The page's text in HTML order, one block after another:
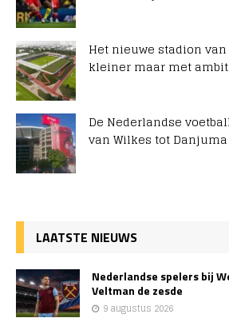
Het nieuwe stadion
kleiner maar met
De Nederlandse
van Wilkes tot Danjuma
LAATSTE NIEUWS
Nederlandse spelers bij
Veltman de zesde
9 augustus 2026